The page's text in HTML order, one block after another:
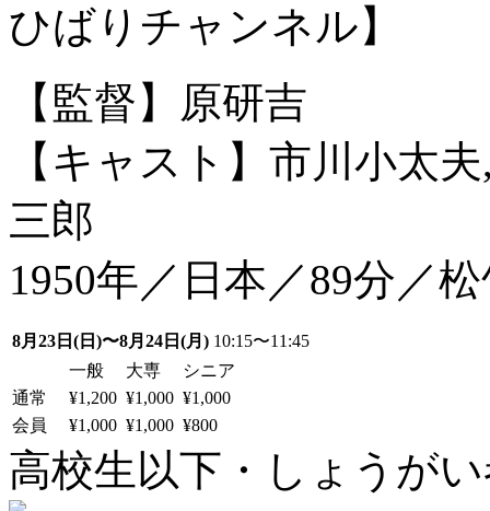
ひばりチャンネル】
【監督】原研吉
【キャスト】市川小太
三郎
1950年／日本／89分／
8月23日(日)〜8月24日(月) 10:15〜11:45
一般
大専
シニア
通常
¥1,200 ¥1,000 ¥1,000
会員
¥1,000 ¥1,000 ¥800
高校生以下・しょうがい